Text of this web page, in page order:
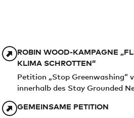
ROBIN WOOD-KAMPAGNE
KLIMA SCHROTTEN“
Petition „Stop Greenwashing“
innerhalb des Stay Grounded
GEMEINSAME PETITION